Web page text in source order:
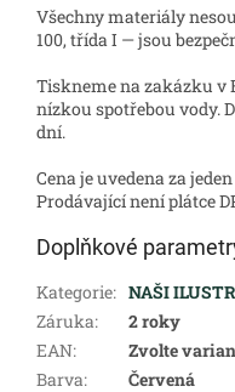
Všechny materiály
100, třída I — jsou
Tiskneme na zakázku v
nízkou spotřebou vody.
dní.
Cena je uvedena za
Prodávající není plátce
Doplňkové
Kategorie: NAŠI
Záruka:
2 roky
EAN:
Zvolte
Barva:
Červená